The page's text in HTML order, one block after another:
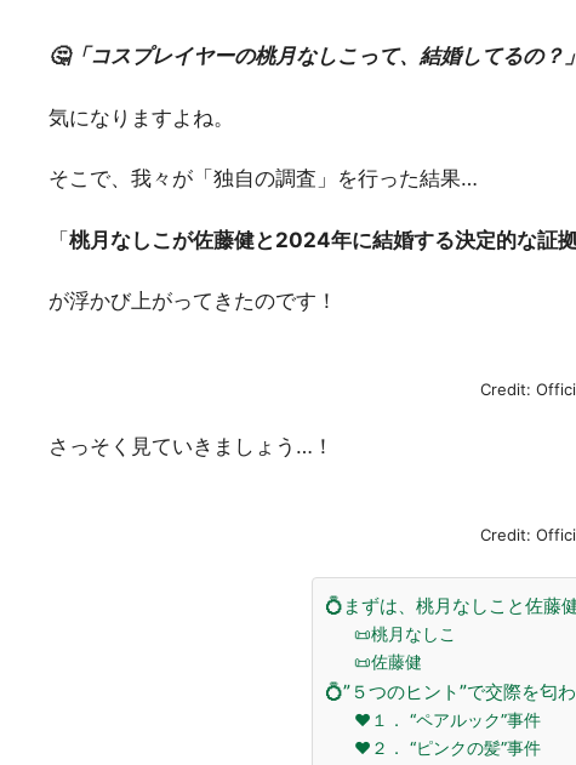
🤔「コスプレイヤーの桃月なしこって、結婚してるの？」
気になりますよね。
そこで、我々が「独自の調査」を行った結果…
「桃月なしこが佐藤健と2024年に結婚する決定的な証
が浮かび上がってきたのです！
Credit:
さっそく見ていきましょう…！
Credit:
💍まずは、桃月なしこと佐藤
📜桃月なしこ
📜佐藤健
💍”５つのヒント”で交際を匂
❤️１． “ペアルック”事件
❤️２． “ピンクの髪”事件